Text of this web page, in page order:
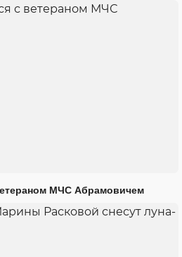
МЧС Абрамовичем